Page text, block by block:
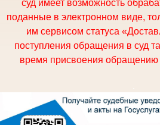
суд имеет возможность
поданные в электронном виде,
им сервисом статуса
поступления обращения в суд
время присвоения обращению